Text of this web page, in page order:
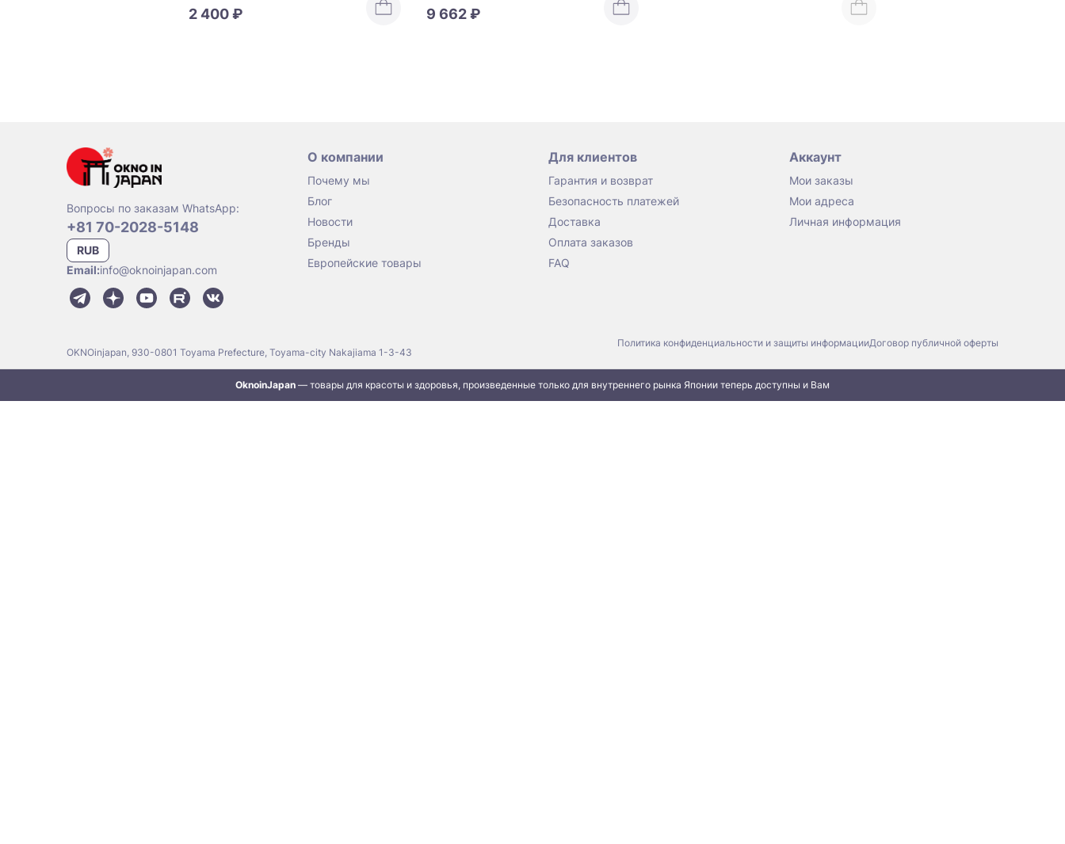
2 400 ₽ 9 662 ₽
Вопросы по заказам WhatsApp:
+81 70-2028-5148
RUB
Email:info@oknoinjapan.com
О компании
Почему мы
Блог
Новости
Бренды
Европейские товары
Для клиентов
Гарантия и возврат
Безопасность платежей
Доставка
Оплата заказов
FAQ
Аккаунт
Мои заказы
Мои адреса
Личная информация
OKNOinjapan, 930-0801 Toyama Prefecture, Toyama-city Nakajiama 1-3-43
Политика конфиденциальности и защиты информацииДоговор публичной оферты
OknoinJapan — товары для красоты и здоровья, произведенные только для внутреннего рынка Японии теперь доступны и Вам